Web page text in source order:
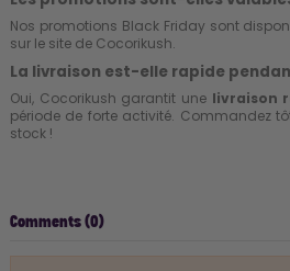
Nos promotions Black Friday sont
sur le site de Cocorikush.
La livraison est-elle rapide
Oui, Cocorikush garantit une livraison
période de forte activité. Commandez
stock !
Comments (0)